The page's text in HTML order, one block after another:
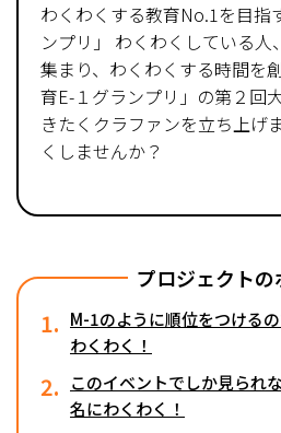
わくわくする教育No.1を目指
ンプリ」 わくわくしている
集まり、わくわくする時間を
育E-１グランプリ」の第２回
きたくクラファンを立ち上げ
くしませんか？
プロジェクトの
1. M-1のように順位をつける
わくわく！
2.
このイベントでしか見られ
名にわくわく！